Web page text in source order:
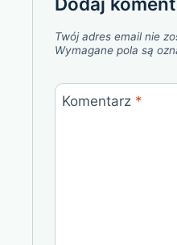
Twój adres email nie
Wymagane pola są
Komentarz *